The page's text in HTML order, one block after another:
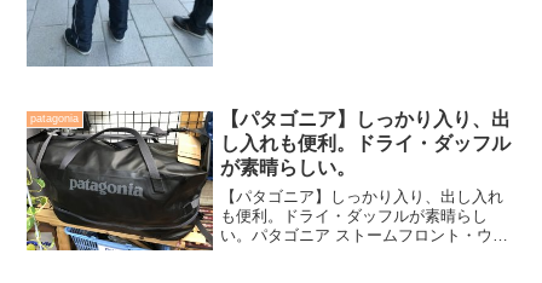
patagonia
【パタゴニア】しっかり入り、出
し入れも便利。ドライ・ダッフル
が素晴らしい。
【パタゴニア】しっかり入り、出し入れ
も便利。ドライ・ダッフルが素晴らし
い。パタゴニア ストームフロント・ウェ